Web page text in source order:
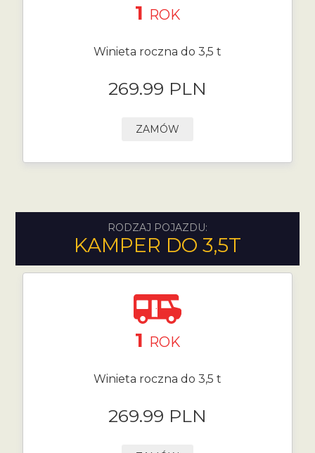
1 ROK
Winieta roczna do 3,5 t
269.99 PLN
ZAMÓW
RODZAJ POJAZDU:
KAMPER DO 3,5T
1 ROK
Winieta roczna do 3,5 t
269.99 PLN